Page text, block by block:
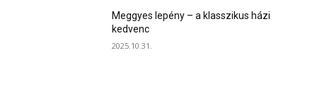
Meggyes lepény – a klasszikus házi
kedvenc
2025.10.31.